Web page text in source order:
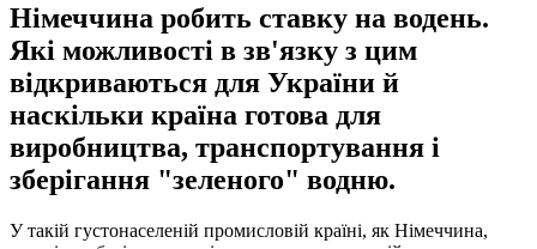
Німеччина робить ставку на водень.
Які можливості в зв'язку з цим
відкриваються для України й
наскільки країна готова для
виробництва, транспортування і
зберігання "зеленого" водню.
У такій густонаселеній промисловій країні, як Німеччина,